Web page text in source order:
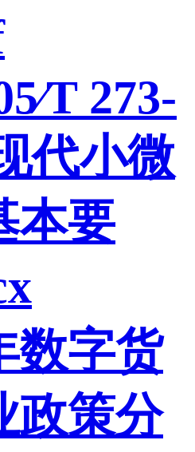
273-
代小微
本要
数字货
政策分